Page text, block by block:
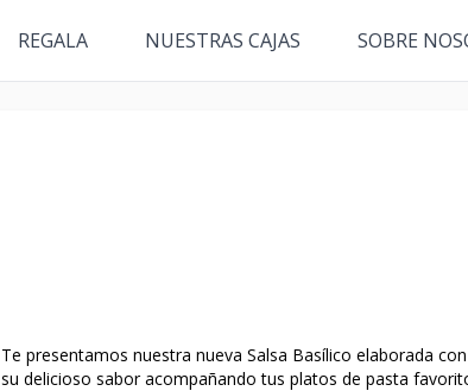
REGALA NUESTRAS CAJAS SOBRE
Te presentamos nuestra nueva Salsa Basílico elaborada
su delicioso sabor acompañando tus platos de pasta